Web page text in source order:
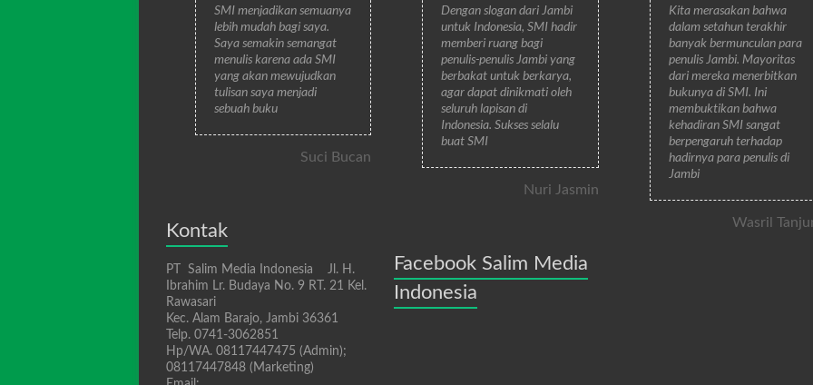
SMI menjadikan semuanya
lebih mudah bagi saya.
Saya semakin semangat
menulis karena ada SMI
yang akan mewujudkan
tulisan saya menjadi
sebuah buku
Suci Bucan
Kontak
PT Salim Media Indonesia Jl. H.
Ibrahim Lr. Budaya No. 9 RT. 21 Kel.
Rawasari
Kec. Alam Barajo, Jambi 36361
Telp. 0741-3062851
Hp/WA. 08117447475 (Admin);
08117447848 (Marketing)
Dengan slogan dari Jambi
untuk Indonesia, SMI hadir
memberi ruang bagi
penulis-penulis Jambi yang
berbakat untuk berkarya,
agar dapat dinikmati oleh
seluruh lapisan di
Indonesia. Sukses selalu
buat SMI
Nuri Jasmin
Facebook Salim Media
Indonesia
Kita merasakan bahwa
dalam setahun terakhir
banyak bermunculan para
penulis Jambi. Mayoritas
dari mereka menerbitkan
bukunya di SMI. Ini
membuktikan bahwa
kehadiran SMI sangat
berpengaruh terhadap
hadirnya para penulis di
Jambi
Wasril